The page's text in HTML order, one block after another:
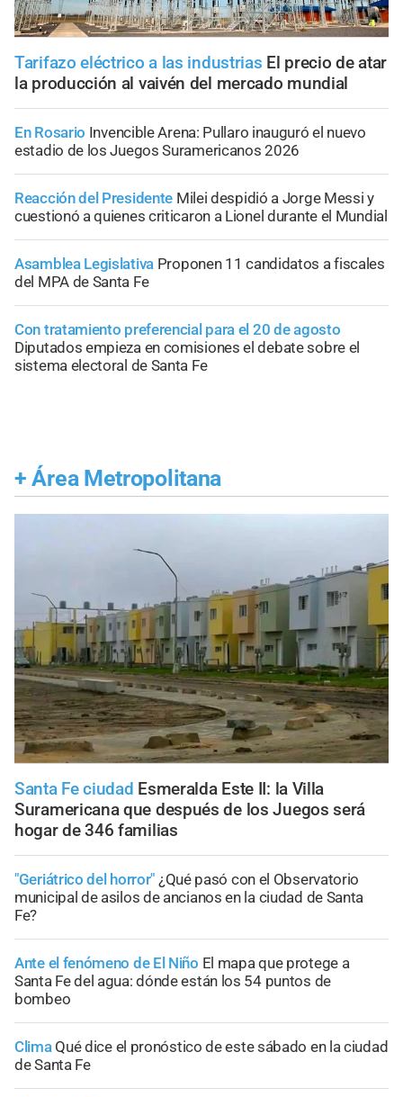
Tarifazo eléctrico a las industrias El precio de atar
la producción al vaivén del mercado mundial
En Rosario Invencible Arena: Pullaro inauguró el nuevo
estadio de los Juegos Suramericanos 2026
Reacción del Presidente Milei despidió a Jorge Messi y
cuestionó a quienes criticaron a Lionel durante el Mundial
Asamblea Legislativa Proponen 11 candidatos a fiscales
del MPA de Santa Fe
Con tratamiento preferencial para el 20 de agosto
Diputados empieza en comisiones el debate sobre el
sistema electoral de Santa Fe
+ Área Metropolitana
Santa Fe ciudad Esmeralda Este II: la Villa
Suramericana que después de los Juegos será
hogar de 346 familias
"Geriátrico del horror" ¿Qué pasó con el Observatorio
municipal de asilos de ancianos en la ciudad de Santa
Fe?
Ante el fenómeno de El Niño El mapa que protege a
Santa Fe del agua: dónde están los 54 puntos de
bombeo
Clima Qué dice el pronóstico de este sábado en la ciudad
de Santa Fe